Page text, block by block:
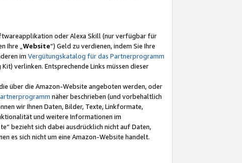
oder Alexa Skill (nur verfügbar für
Ihre „ Website“) Geld zu verdienen, indem Sie Ihre
im Vergütungskatalog für das Partnerprogramm
verlinken. Entsprechende Links müssen dieser
über die Amazon-Website angeboten werden, oder
näher beschrieben (und vorbehaltlich
wir Ihnen Daten, Bilder, Texte, Linkformate,
und weitere Informationen im
bezieht sich dabei ausdrücklich nicht auf Daten,
es sich nicht um eine Amazon-Website handelt.